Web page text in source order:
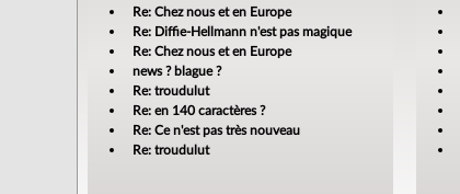
Re: Chez nous et en Europe
Re: Diffie-Hellmann n'est pas magique
Re: Chez nous et en Europe
news ? blague ?
Re: troudulut
Re: en 140 caractères ?
Re: Ce n'est pas très nouveau
Re: troudulut